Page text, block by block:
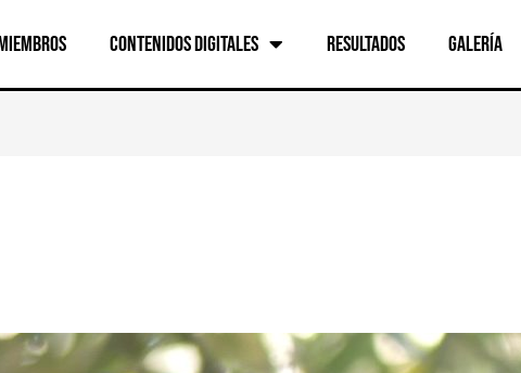
Contenidos digitales Resultados Galería